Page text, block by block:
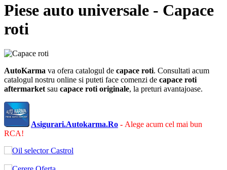
Piese auto universale - Capace
roti
AutoKarma va ofera catalogul de capace roti. Consultati acum
catalogul nostru online si puteti face comenzi de capace roti
aftermarketsau capace rotioriginale, la preturi avantajoase.
Asigurari.Autokarma.Ro - Alege acum cel mai bun
RCA!